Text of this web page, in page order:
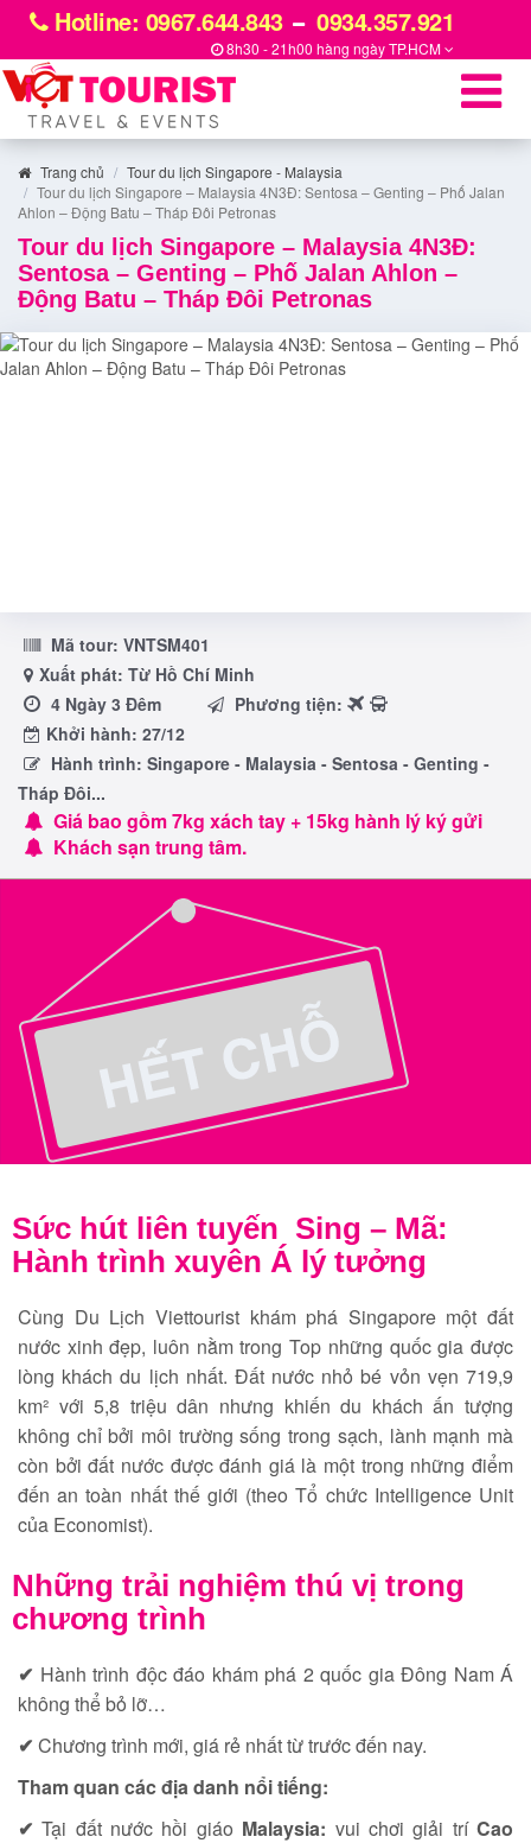
Hotline: 0967.644.843 0934.357.921
8h30 - 21h00 hàng ngàyTP.HCM
Trang chủ
Tour du lịch Singapore - Malaysia
Tour du lịch Singapore – Malaysia 4N3Đ: Sentosa – Genting – Phố Jalan
Ahlon – Động Batu – Tháp Đôi Petronas
Tour du lịch Singapore – Malaysia 4N3Đ:
Sentosa – Genting – Phố Jalan Ahlon –
Động Batu – Tháp Đôi Petronas
Mã tour: VNTSM401
Xuất phát: Từ Hồ Chí Minh
4 Ngày 3 Đêm
Phương tiện:
Khởi hành: 27/12
Hành trình: Singapore - Malaysia - Sentosa - Genting -
Tháp Đôi...
Giá bao gồm 7kg xách tay + 15kg hành lý ký gửi
Khách sạn trung tâm.
Sức hút liên tuyến Sing – Mã:
Hành trình xuyên Á lý tưởng
Cùng Du Lịch Viettourist khám phá Singapore một đất
nước xinh đẹp, luôn nằm trong Top những quốc gia được
lòng khách du lịch nhất. Đất nước nhỏ bé vỏn vẹn 719,9
km² với 5,8 triệu dân nhưng khiến du khách ấn tượng
không chỉ bởi môi trường sống trong sạch, lành mạnh mà
còn bởi đất nước được đánh giá là một trong những điểm
đến an toàn nhất thế giới (theo Tổ chức Intelligence Unit
của Economist).
Những trải nghiệm thú vị trong
chương trình
✔ Hành trình độc đáo khám phá 2 quốc gia Đông Nam Á
không thể bỏ lỡ…
✔ Chương trình mới, giá rẻ nhất từ trước đến nay.
Tham quan các địa danh nổi tiếng:
✔Tại đất nước hồi giáo Malaysia: vui chơi giải tríCao